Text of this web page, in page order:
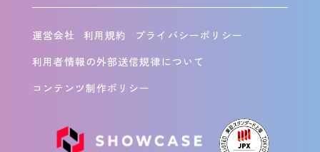
運営会社 利用規約
プライバシーポリシー
利用者情報の外部送信規律について
コンテンツ制作ポリシー